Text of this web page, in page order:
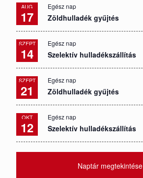
AUG
17
Egész nap
Zöldhulladék gyűjtés
SZEPT
14
Egész nap
Szelektív hulladékszállítás
SZEPT
21
Egész nap
Zöldhulladék gyűjtés
OKT
12
Egész nap
Szelektív hulladékszállítás
Naptár megtekintése